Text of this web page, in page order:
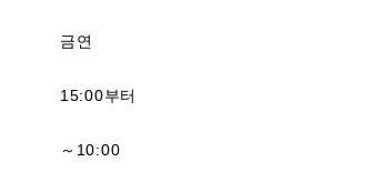
금연
15:00부터
～10:00